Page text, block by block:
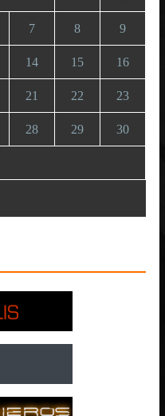
7 8 9
14 15 16
21 22 23
28 29 30